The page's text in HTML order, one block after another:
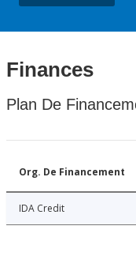
Finances
Plan De
Org. De Financement
IDA Credit